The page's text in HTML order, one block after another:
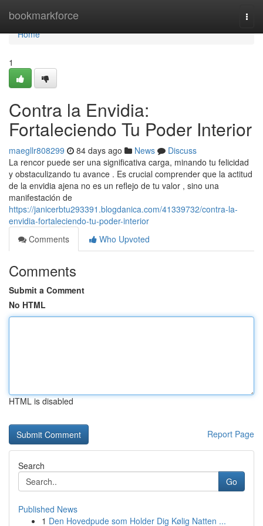
bookmarkforce
Home
Home
1
Contra la Envidia:
Fortaleciendo Tu Poder Interior
maegllr808299 84 days ago News
Discuss
La rencor puede ser una significativa carga, minando tu felicidad
y obstaculizando tu avance . Es crucial comprender que la actitud
de la envidia ajena no es un reflejo de tu valor , sino una
manifestación de
https://janicerbtu293391.blogdanica.com/41339732/contra-la-
envidia-fortaleciendo-tu-poder-interior
Comments
Who Upvoted
Comments
Submit a Comment
No HTML
HTML is disabled
Report Page
Search
Go
Published News
1 Den Hovedpude som Holder Dig Kølig Natten ...